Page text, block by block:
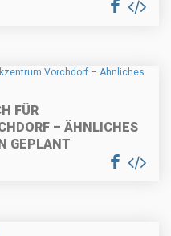
FÜR
– ÄHNLICHES
GEPLANT